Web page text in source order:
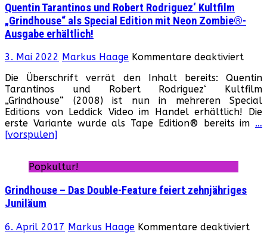
Quentin Tarantinos und Robert Rodriguez‘ Kultfilm
„Grindhouse“ als Special Edition mit Neon Zombie®-
Ausgabe erhältlich!
3. Mai 2022 Markus Haage Kommentare deaktiviertfür
und
Neon
Die Überschrift verrät den Inhalt bereits: Quentin
Tarantinos und Robert Rodriguez‘ Kultfilm
„Grindhouse“ (2008) ist nun in mehreren Special
Editions von Leddick Video im Handel erhältlich! Die
erste Variante wurde als Tape Edition® bereits im …
[vorspulen]
Popkultur!
Grindhouse – Das Double-Feature feiert zehnjähriges
Juniläum
6. April 2017 Markus Haage Kommentare deaktiviert